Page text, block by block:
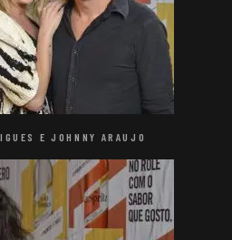
E JOHNNY ARAUJO